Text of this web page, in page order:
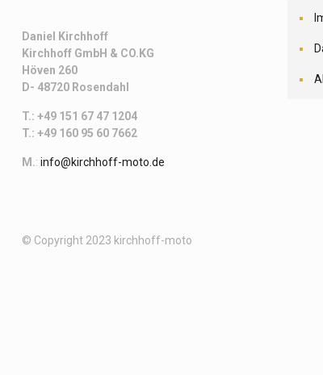
Daniel Kirchhoff
Kirchhoff GmbH & CO.KG
Höven 260
D- 48720 Rosendahl
T.: +49 151 67 47 1204
T.: +49 160 95 60 7662
M.: info@kirchhoff-moto.de
© Copyright 2023 kirchhoff-moto